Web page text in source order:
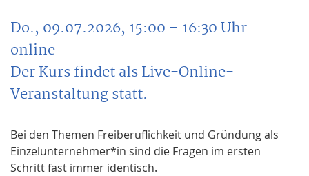
Do., 09.07.2026, 15:00 – 16:30Uhr
online
Der Kurs findet als Live-Online-
Veranstaltung statt.
Bei den Themen Freiberuflichkeit und Gründung als
Einzelunternehmer*in sind die Fragen im ersten
Schritt fast immer identisch.